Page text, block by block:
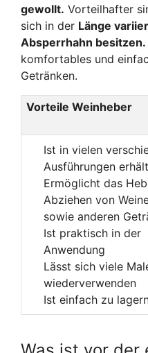
gewollt. Vorteilhafter
sich in der Länge
Absperrhahn besitzen.
komfortables und
Getränken.
Vorteile Weinheber
Ist in vielen
Ausführungen
Ermöglicht das
Abziehen von
sowie anderen
Ist praktisch in der
Anwendung
Lässt sich viele
wiederverwenden
Ist einfach zu